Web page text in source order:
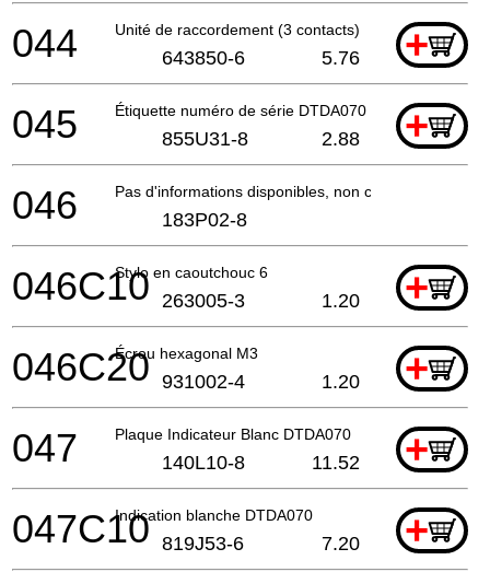
Unité de raccordement (3 contacts) +
044 643850-6 5.76
Étiquette numéro de série DTDA070 +
045 855U31-8 2.88
Pas d'informations disponibles, non commandable
046 183P02-8
Stylo en caoutchouc 6 +
046C10 263005-3 1.20
Écrou hexagonal M3 +
046C20 931002-4 1.20
Plaque Indicateur Blanc DTDA070 +
047 140L10-8 11.52
Indication blanche DTDA070 +
047C10 819J53-6 7.20